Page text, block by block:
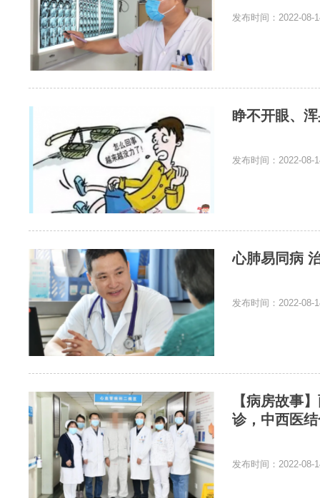
发布时间：2022-08-
睁不开眼、
发布时间：2022-08-
心肺易同病
发布时间：2022-08-
【病房故事
诊，中西医
发布时间：2022-08-